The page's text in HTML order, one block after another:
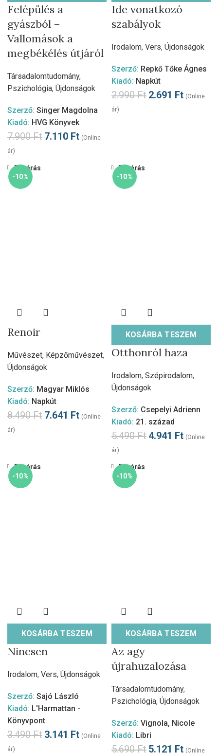
Felépülés a
gyászból –
Vallomások a
megbékélés útjáról
Társadalomtudomány,
Pszichológia, Újdonságok
Szerző: Singer Magdolna
Kiadó: HVG Könyvek
7.900Ft 7.110 Ft (Online
ár)
Ide vonatkozó
szabályok
Irodalom, Vers, Újdonságok
Szerző: Repkő Tőke Ágnes
Kiadó: Napkút
2.990Ft 2.691 Ft (Online
ár)
-10%
Bezárás
Renoir
Művészet, Képzőművészet,
Újdonságok
Szerző: Magyar Miklós
Kiadó: Napkút
8.490Ft 7.641 Ft (Online
ár)
-10%
KOSÁRBA TESZEM
Bezárás
Otthonról haza
Irodalom, Szépirodalom,
Újdonságok
Szerző: Csepelyi Adrienn
Kiadó: 21. század
5.490Ft 4.941 Ft (Online
ár)
-10%
KOSÁRBA TESZEM
Bezárás
Nincsen
Irodalom, Vers, Újdonságok
Szerző: Sajó László
Kiadó: L'Harmattan -
Könyvpont
3.490Ft 3.141 Ft (Online
ár)
-10%
KOSÁRBA TESZEM
Bezárás
Az agy
újrahuzalozása
Társadalomtudomány,
Pszichológia, Újdonságok
Szerző: Vignola, Nicole
Kiadó: Libri
5.690Ft 5.121 Ft (Online